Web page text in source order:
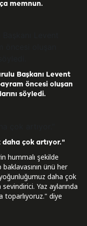
memnun.
Başkanı Levent
öncesi oluşan
söyledi.
çok artıyor."
hummalı şekilde
baklavasının ünü her
daha çok
Yaz aylarında
toparlıyoruz." diye